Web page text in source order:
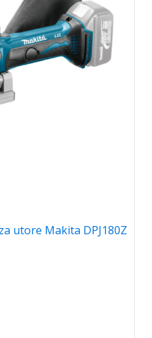
utore Makita DPJ180Z